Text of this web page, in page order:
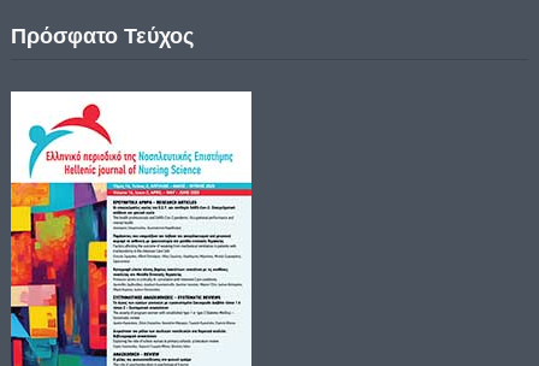
Πρόσφατο Τεύχος